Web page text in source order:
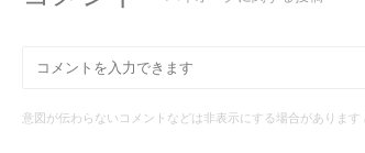
意図が伝わらないコメントなどは非表示にする場合があります